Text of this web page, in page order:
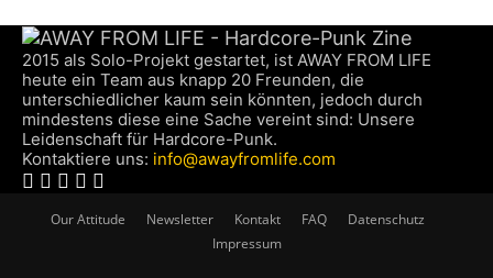
2015 als Solo-Projekt gestartet, ist AWAY FROM LIFE
heute ein Team aus knapp 20 Freunden, die
unterschiedlicher kaum sein könnten, jedoch durch
mindestens diese eine Sache vereint sind: Unsere
Leidenschaft für Hardcore-Punk.
Kontaktiere uns: info@awayfromlife.com
Our Attitude Newsletter Kontakt FAQ
Datenschutz
Impressum